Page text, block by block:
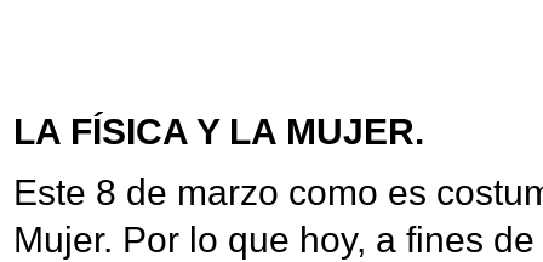
LA FÍSICA Y LA MUJER.
Este 8 de marzo como es
Mujer. Por lo que hoy, a fines